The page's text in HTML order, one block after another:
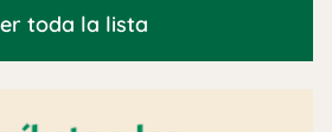
toda la lista